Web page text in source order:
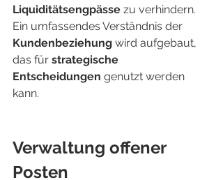
Liquiditätsengpässe zu verhindern.
Ein umfassendes Verständnis der
Kundenbeziehung wird aufgebaut,
das für strategische
Entscheidungen genutzt werden
kann.
Verwaltung offener
Posten